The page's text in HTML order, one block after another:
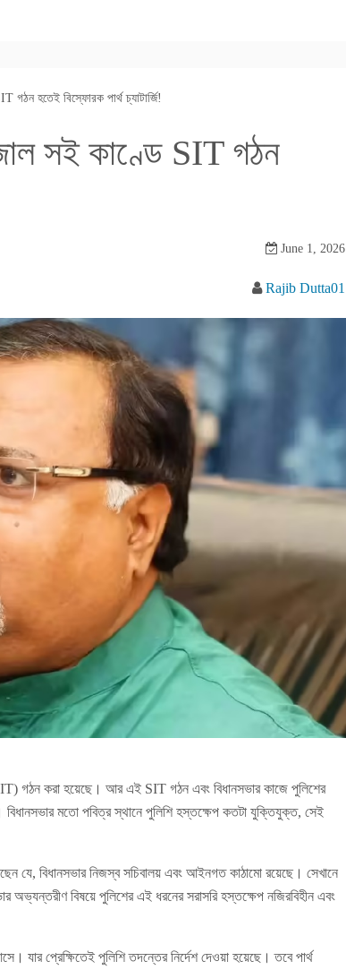
গঠন হতেই বিস্ফোরক পার্থ চ্যাটার্জি!
সই কাণ্ডে SIT গঠন
June 1, 2026
Rajib Dutta01
গঠন করা হয়েছে। আর এই SIT গঠন এবং বিধানসভার কাজে পুলিশের
বিধানসভার মতো পবিত্র স্থানে পুলিশি হস্তক্ষেপ কতটা যুক্তিযুক্ত, সেই
যে, বিধানসভার নিজস্ব সচিবালয় এবং আইনগত কাঠামো রয়েছে। সেখানে
অভ্যন্তরীণ বিষয়ে পুলিশের এই ধরনের সরাসরি হস্তক্ষেপ নজিরবিহীন এবং
প্রেক্ষিতেই পুলিশি তদন্তের নির্দেশ দেওয়া হয়েছে। তবে পার্থ